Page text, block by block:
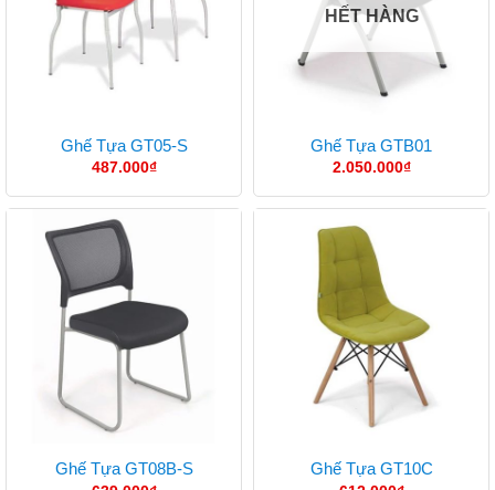
Ghế Tựa GT05-S
487.000₫
HẾT HÀNG
Ghế Tựa GTB01
2.050.000₫
Ghế Tựa GT08B-S Ghế Tựa GT10C